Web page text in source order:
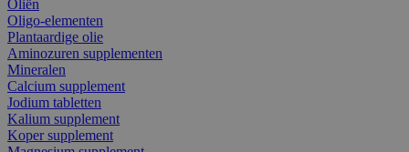
Oliën
Oligo-elementen
Plantaardige olie
Aminozuren supplementen
Mineralen
Calcium supplement
Jodium tabletten
Kalium supplement
Koper supplement